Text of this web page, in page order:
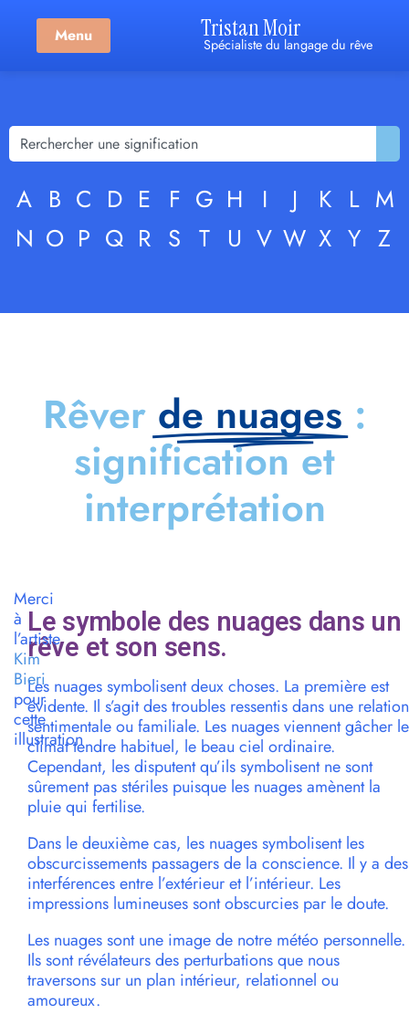
Menu Tristan Moir
Spécialiste du langage du rêve
A B C D E F G H I J K L M
N O P Q R S T U V W X Y Z
Rêver de nuages :
signification et
interprétation
Le symbole des nuages dans un
rêve et son sens.
Les nuages symbolisent deux choses. La première est
évidente. Il s’agit des troubles ressentis dans une relation
sentimentale ou familiale. Les nuages viennent gâcher le
climat tendre habituel, le beau ciel ordinaire.
Cependant, les disputent qu’ils symbolisent ne sont
sûrement pas stériles puisque les nuages amènent la
pluie qui fertilise.
Dans le deuxième cas, les nuages symbolisent les
obscurcissements passagers de la conscience. Il y a des
interférences entre l’extérieur et l’intérieur. Les
impressions lumineuses sont obscurcies par le doute.
Les nuages sont une image de notre météo personnelle.
Ils sont révélateurs des perturbations que nous
traversons sur un plan intérieur, relationnel ou
amoureux.
Merci
à
l’artiste
Kim
Bieri
pour
cette
illustration